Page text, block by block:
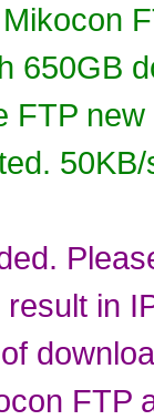
650GB
FTP
in
FTP